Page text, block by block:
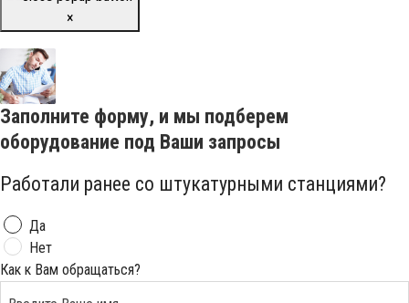
×
Заполните форму, и мы подберем
оборудование под Ваши запросы
Работали ранее со штукатурными станциями?
Да
Нет
Как к Вам обращаться?